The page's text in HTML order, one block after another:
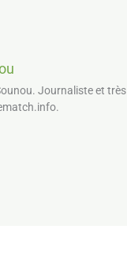
Journaliste et